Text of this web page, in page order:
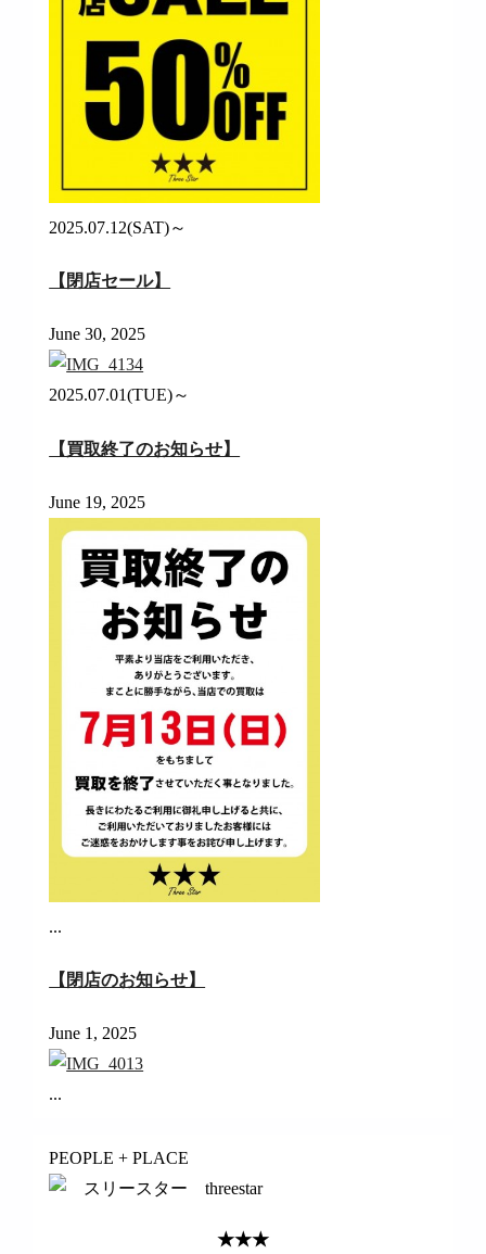
2025.07.12(SAT)～
【閉店セール】
June 30, 2025
2025.07.01(TUE)～
【買取終了のお知らせ】
June 19, 2025
...
【閉店のお知らせ】
June 1, 2025
...
PEOPLE + PLACE
★★★